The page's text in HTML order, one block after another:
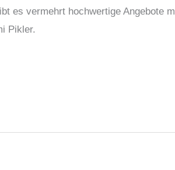
es vermehrt hochwertige Angebote
Pikler.